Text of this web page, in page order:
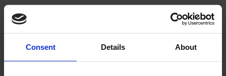
Consent Details About
KÖP FLER SPARA MER
Lägg